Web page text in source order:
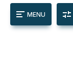
MENU